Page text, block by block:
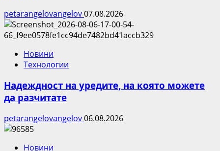
petarangelovangelov07.08.2026
Новини
Технологии
Надеждност на уредите, на която можете
да разчитате
petarangelovangelov06.08.2026
Новини